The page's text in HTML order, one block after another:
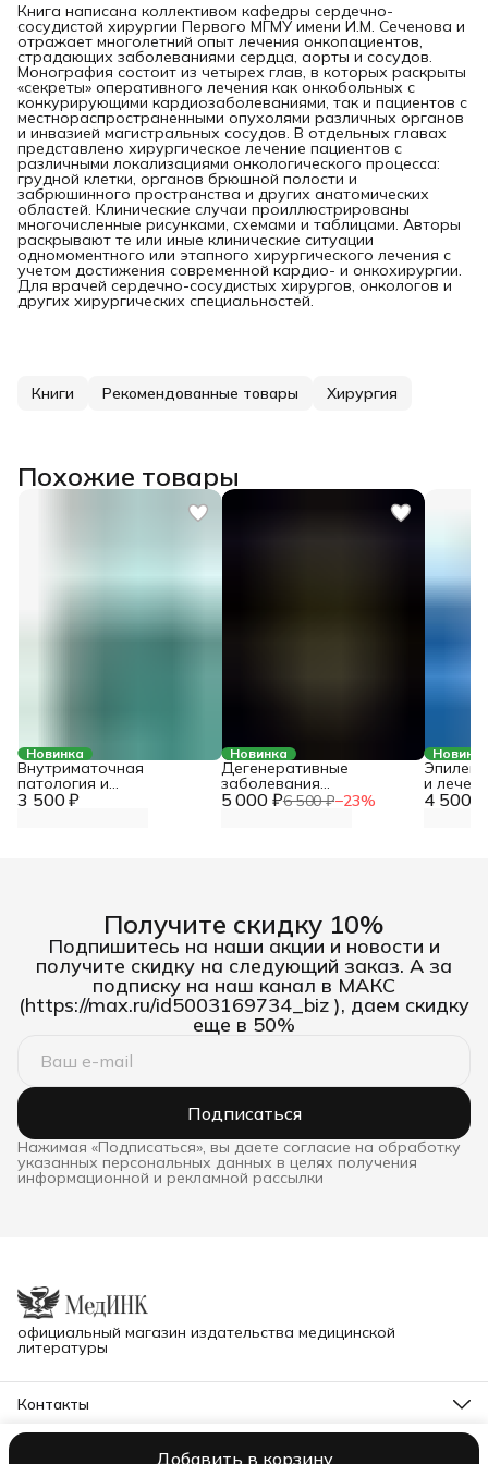
Добавить в корзину
Книга написана коллективом кафедры сердечно-
сосудистой хирургии Первого МГМУ имени И.М. Сеченова и
отражает многолетний опыт лечения онкопациентов,
страдающих заболеваниями сердца, аорты и сосудов.
Монография состоит из четырех глав, в которых раскрыты
«секреты» оперативного лечения как онкобольных с
конкурирующими кардиозаболеваниями, так и пациентов с
местнораспространенными опухолями различных органов
и инвазией магистральных сосудов. В отдельных главах
представлено хирургическое лечение пациентов с
различными локализациями онкологического процесса:
грудной клетки, органов брюшной полости и
забрюшинного пространства и других анатомических
областей. Клинические случаи проиллюстрированы
многочисленные рисунками, схемами и таблицами. Авторы
раскрывают те или иные клинические ситуации
одномоментного или этапного хирургического лечения с
учетом достижения современной кардио- и онкохирургии.
Для врачей сердечно-сосудистых хирургов, онкологов и
других хирургических специальностей.
Книги Рекомендованные товары Хирургия
Похожие товары
Новинка
3 500 ₽
Внутриматочная
патология и
хирургическое лечение
Новинка
5 000 ₽6 500 ₽−23%
Дегенеративные
заболевания
позвоночника: 4 500 ₽
и
Получите скидку 10%
Подпишитесь на наши акции и новости и
получите скидку на следующий заказ. А за
подписку на наш канал в МАКС
(https://max.ru/id5003169734_biz ), даем скидку
еще в 50%
Подписаться
Нажимая «Подписаться», вы даете согласие на обработку
указанных персональных данных в целях получения
информационной и рекламной рассылки
официальный магазин издательства медицинской
литературы
Контакты
Телефон
ОплатаДоставкаПравила возврата